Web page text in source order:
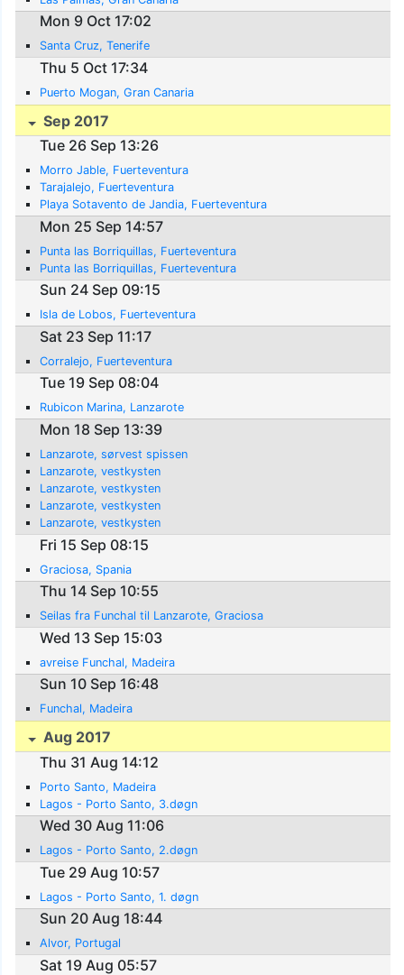
Mon 9 Oct 17:02
Santa Cruz, Tenerife
Thu 5 Oct 17:34
Puerto Mogan, Gran Canaria
Sep 2017
Tue 26 Sep 13:26
Morro Jable, Fuerteventura
Tarajalejo, Fuerteventura
Playa Sotavento de Jandia, Fuerteventura
Mon 25 Sep 14:57
Punta las Borriquillas, Fuerteventura
Punta las Borriquillas, Fuerteventura
Sun 24 Sep 09:15
Isla de Lobos, Fuerteventura
Sat 23 Sep 11:17
Corralejo, Fuerteventura
Tue 19 Sep 08:04
Rubicon Marina, Lanzarote
Mon 18 Sep 13:39
Lanzarote, sørvest spissen
Lanzarote, vestkysten
Lanzarote, vestkysten
Lanzarote, vestkysten
Lanzarote, vestkysten
Fri 15 Sep 08:15
Graciosa, Spania
Thu 14 Sep 10:55
Seilas fra Funchal til Lanzarote, Graciosa
Wed 13 Sep 15:03
avreise Funchal, Madeira
Sun 10 Sep 16:48
Funchal, Madeira
Aug 2017
Thu 31 Aug 14:12
Porto Santo, Madeira
Lagos - Porto Santo, 3.døgn
Wed 30 Aug 11:06
Lagos - Porto Santo, 2.døgn
Tue 29 Aug 10:57
Lagos - Porto Santo, 1. døgn
Sun 20 Aug 18:44
Alvor, Portugal
Sat 19 Aug 05:57